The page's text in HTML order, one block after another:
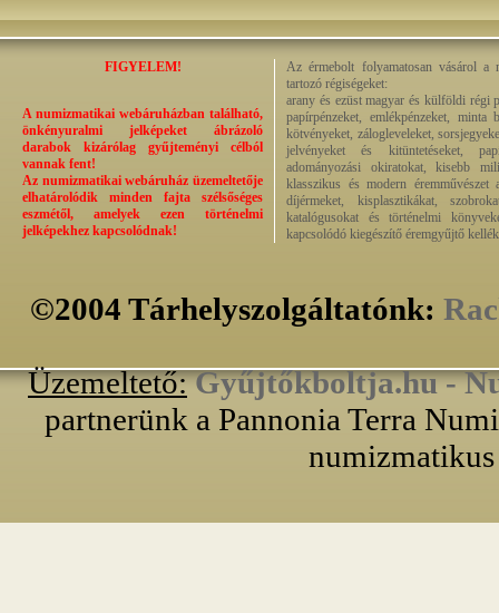
FIGYELEM!
A numizmatikai webáruházban található,
önkényuralmi jelképeket ábrázoló
darabok kizárólag gyűjteményi célból
vannak fent!
Az numizmatikai webáruház üzemeltetője
elhatárolódik minden fajta szélsőséges
eszmétől, amelyek ezen történelmi
jelképekhez kapcsolódnak!
Az érmebolt folyamatosan vásárol a
tartozó régiségeket:
arany és ezüst magyar és külföldi régi
papírpénzeket, emlékpénzeket, minta
kötvényeket, zálogleveleket,
jelvényeket és kitüntetéseket,
adományozási okiratokat, kisebb
klasszikus és modern éremművészet
díjérmeket, kisplasztikákat,
katalógusokat és történelmi
kapcsolódó kiegészítő éremgyűjtő
©2004 Tárhelyszolgáltatónk:
Üzemeltető: Gyűjtőkboltja.hu -
partnerünk a Pannonia Terra
numizmatikus